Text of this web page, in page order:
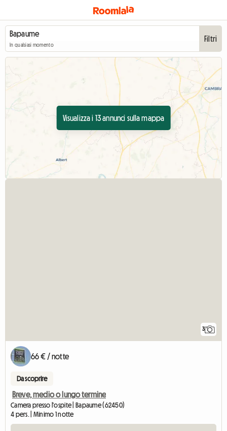
In qualsiasi momento
Filtri
Visualizza i 13 annunci sulla mappa
3
66 € / notte
Da scoprire
Breve, medio o lungo termine
Camera presso l'ospite | Bapaume (62450)
4 pers. | Minimo 1 notte